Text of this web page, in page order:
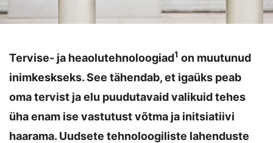
Tervise- ja heaolutehnoloogiad1 on muutunud
inimkeskseks. See tähendab, et igaüks peab
oma tervist ja elu puudutavaid valikuid tehes
üha enam ise vastutust võtma ja initsiatiivi
haarama. Uudsete tehnoloogiliste lahenduste